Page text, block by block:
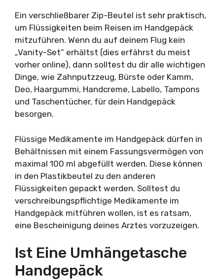
Ein verschließbarer Zip-Beutel ist sehr praktisch,
um Flüssigkeiten beim Reisen im Handgepäck
mitzuführen. Wenn du auf deinem Flug kein
„Vanity-Set“ erhältst (dies erfährst du meist
vorher online), dann solltest du dir alle wichtigen
Dinge, wie Zahnputzzeug, Bürste oder Kamm,
Deo, Haargummi, Handcreme, Labello, Tampons
und Taschentücher, für dein Handgepäck
besorgen.
Flüssige Medikamente im Handgepäck dürfen in
Behältnissen mit einem Fassungsvermögen von
maximal 100 ml abgefüllt werden. Diese können
in den Plastikbeutel zu den anderen
Flüssigkeiten gepackt werden. Solltest du
verschreibungspflichtige Medikamente im
Handgepäck mitführen wollen, ist es ratsam,
eine Bescheinigung deines Arztes vorzuzeigen.
Ist Eine Umhängetasche
Handgepäck